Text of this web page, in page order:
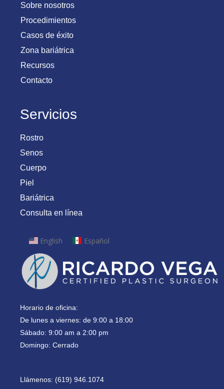
Sobre nosotros
Procedimientos
Casos de éxito
Zona bariátrica
Recursos
Contacto
Servicios
Rostro
Senos
Cuerpo
Piel
Bariátrica
Consulta en línea
English Español
Horario de oficina:
De lunes a viernes: de 9:00 a 18:00
Sábado: 9:00 am a 2:00 pm
Domingo: Cerrado
Llámenos: (619) 946.1074